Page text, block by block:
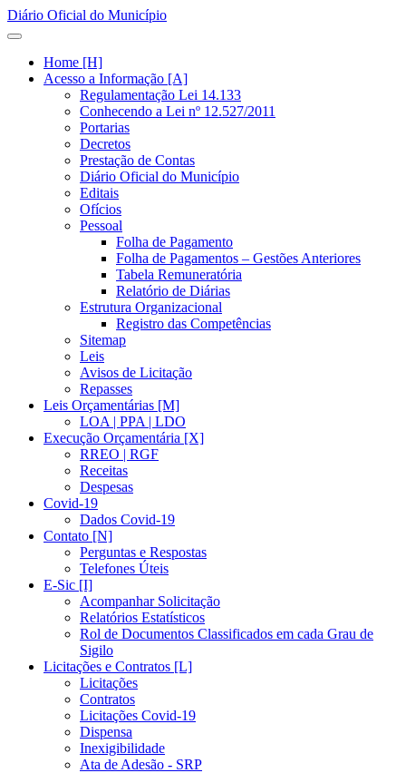
Diário Oficial do Município
Home [H]
Acesso a Informação [A]
Regulamentação Lei 14.133
Conhecendo a Lei nº 12.527/2011
Portarias
Decretos
Prestação de Contas
Diário Oficial do Município
Editais
Ofícios
Pessoal
Folha de Pagamento
Folha de Pagamentos – Gestões Anteriores
Tabela Remuneratória
Relatório de Diárias
Estrutura Organizacional
Registro das Competências
Sitemap
Leis
Avisos de Licitação
Repasses
Leis Orçamentárias [M]
LOA | PPA | LDO
Execução Orçamentária [X]
RREO | RGF
Receitas
Despesas
Covid-19
Dados Covid-19
Contato [N]
Perguntas e Respostas
Telefones Úteis
E-Sic [I]
Acompanhar Solicitação
Relatórios Estatísticos
Rol de Documentos Classificados em cada Grau de
Sigilo
Licitações e Contratos [L]
Licitações
Contratos
Licitações Covid-19
Dispensa
Inexigibilidade
Ata de Adesão - SRP